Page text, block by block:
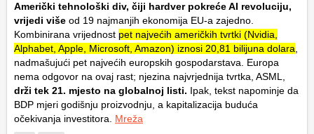
Američki tehnološki div, čiji hardver pokreće AI revoluciju,
vrijedi više od 19 najmanjih ekonomija EU-a zajedno.
Kombinirana vrijednost pet najvećih američkih tvrtki (Nvidia,
Alphabet, Apple, Microsoft, Amazon) iznosi 20,81 bilijuna dolara
nadmašujući pet najvećih europskih gospodarstava. Europa
nema odgovor na ovaj rast; njezina najvrjednija tvrtka, ASML,
drži tek 21. mjesto na globalnoj listi. Ipak, tekst napominje da
BDP mjeri godišnju proizvodnju, a kapitalizacija buduća
očekivanja investitora. Mreža